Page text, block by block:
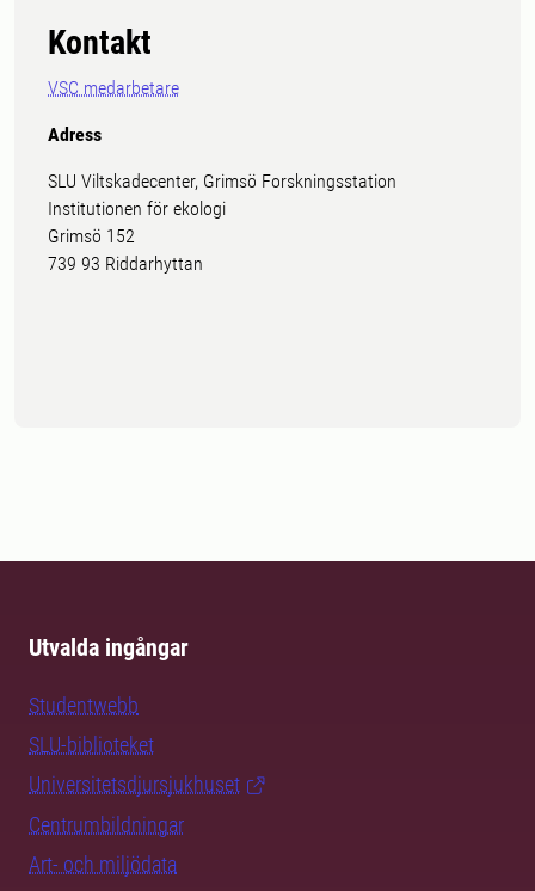
Kontakt
VSC medarbetare
Adress
SLU Viltskadecenter, Grimsö Forskningsstation
Institutionen för ekologi
Grimsö 152
739 93 Riddarhyttan
Utvalda ingångar
Studentwebb
SLU-biblioteket
Universitetsdjursjukhuset
Centrumbildningar
Art- och miljödata